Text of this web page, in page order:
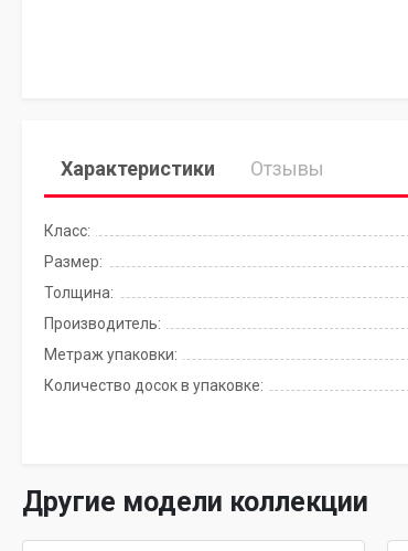
Характеристики Отзывы
Класс:
Размер:
Толщина:
Производитель:
Метраж упаковки:
Количество досок в упаковке:
Другие модели коллекции